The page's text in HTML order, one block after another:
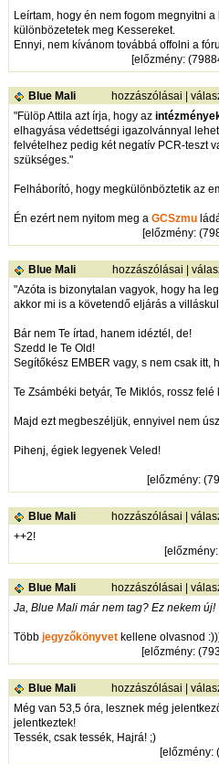
Leírtam, hogy én nem fogom megnyitni
különbözetetek meg Kessereket.
Ennyi, nem kívánom továbbá offolni a
[előzmény:
Blue Mali hozzászólásai |
"Fülöp Attila azt írja, hogy az
elhagyása védettségi igazolvánnyal
felvételhez pedig két negatív PCR-teszt
szükséges."
Felháborító, hogy megkülönböztetik az
Én ezért nem nyitom meg aGCSzmu
[előzmény:
Blue Mali hozzászólásai |
"Azóta is bizonytalan vagyok, hogy ha
akkor mi is a követendő eljárás a
Bár nem Te írtad, hanem idéztél, de!
Szedd le Te Old!
Segítőkész EMBER vagy, s nem csak itt,
Te Zsámbéki betyár, Te Miklós, rossz
Majd ezt megbeszéljük, ennyivel nem
Pihenj, égiek legyenek Veled!
[előzmény:
Blue Mali hozzászólásai |
++2!
[előzmény
Blue Mali hozzászólásai |
Ja, Blue Mali már nem tag? Ez nekem új!
Többjegyzőkönyvet kellene olvasnod
[előzmény:
Blue Mali hozzászólásai |
Még van 53,5 óra, lesznek még
jelentkeztek!
Tessék, csak tessék, Hajrá! ;)
[előzmény: